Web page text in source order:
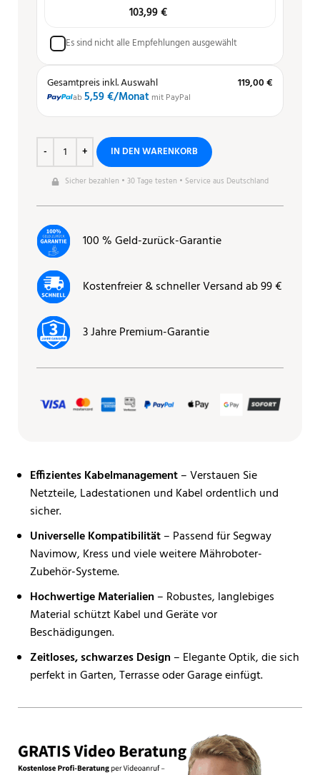
103,99€
Es sind nicht alle Empfehlungen ausgewählt
Gesamtpreis inkl. Auswahl
ab5,59 €/Monat mit PayPal
119,00 €
IN DEN WARENKORB
Sicher bezahlen • 30 Tage testen • Service aus Deutschland
100 % Geld-zurück-Garantie
Kostenfreier & schneller Versand ab 99 €
3 Jahre Premium-Garantie
Effizientes Kabelmanagement– Verstauen Sie
Netzteile, Ladestationen und Kabel ordentlich und
sicher.
Universelle Kompatibilität– Passend für Segway
Navimow, Kress und viele weitere Mähroboter-
Zubehör-Systeme.
Hochwertige Materialien – Robustes, langlebiges
Material schützt Kabel und Geräte vor
Beschädigungen.
Zeitloses, schwarzes Design – Elegante Optik, die sich
perfekt in Garten, Terrasse oder Garage einfügt.